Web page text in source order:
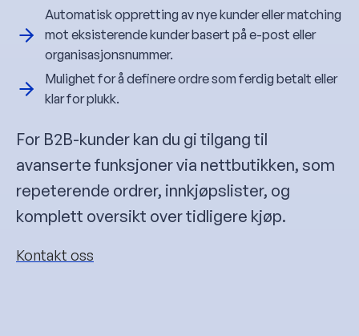
Automatisk oppretting av nye kunder eller matching
mot eksisterende kunder basert på e-post eller
organisasjonsnummer.
Mulighet for å definere ordre som ferdig betalt eller
klar for plukk.
For B2B-kunder kan du gi tilgang til
avanserte funksjoner via nettbutikken, som
repeterende ordrer, innkjøpslister, og
komplett oversikt over tidligere kjøp.
Kontakt oss